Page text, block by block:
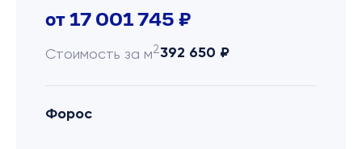
от 17 001 745 ₽
Стоимость за м2392 650 ₽
Форос